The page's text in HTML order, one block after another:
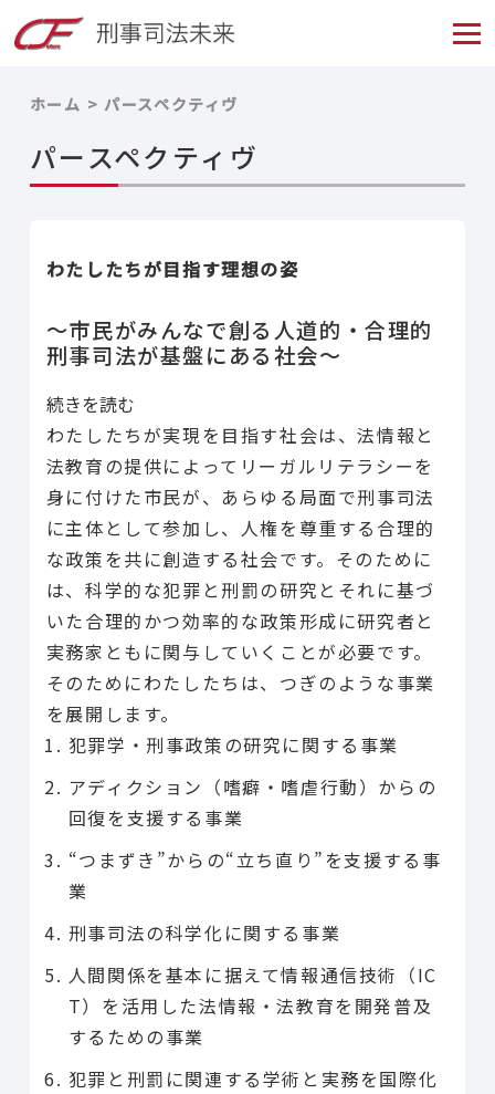
ホーム パースペクティヴ
パースペクティヴ
わたしたちが目指す理想の姿
〜市民がみんなで創る人道的・合理的
刑事司法が基盤にある社会〜
続きを読む
わたしたちが実現を目指す社会は、法情報と
法教育の提供によってリーガルリテラシーを
身に付けた市民が、あらゆる局面で刑事司法
に主体として参加し、人権を尊重する合理的
な政策を共に創造する社会です。そのために
は、科学的な犯罪と刑罰の研究とそれに基づ
いた合理的かつ効率的な政策形成に研究者と
実務家ともに関与していくことが必要です。
そのためにわたしたちは、つぎのような事業
を展開します。
犯罪学・刑事政策の研究に関する事業
アディクション（嗜癖・嗜虐行動）からの
回復を支援する事業
“つまずき”からの“立ち直り”を支援する事
業
刑事司法の科学化に関する事業
人間関係を基本に据えて情報通信技術（IC
T）を活用した法情報・法教育を開発普及
するための事業
犯罪と刑罰に関連する学術と実務を国際化